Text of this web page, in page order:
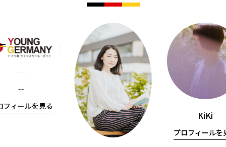
--
フィールを見る
KiKi
プロフィールを